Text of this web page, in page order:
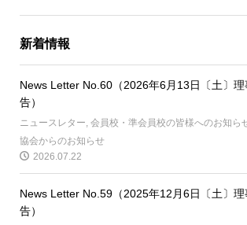
新着情報
News Letter No.60（2026年6月13日〔土〕
告）
ニュースレター 会員校・準会員校の皆様へのお知ら
協会からのお知らせ
2026.07.22
News Letter No.59（2025年12月6日〔土〕
告）